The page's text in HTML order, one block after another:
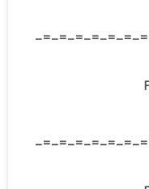
-=-=-=-=-=-=-
-=-=-=-=-=-=-